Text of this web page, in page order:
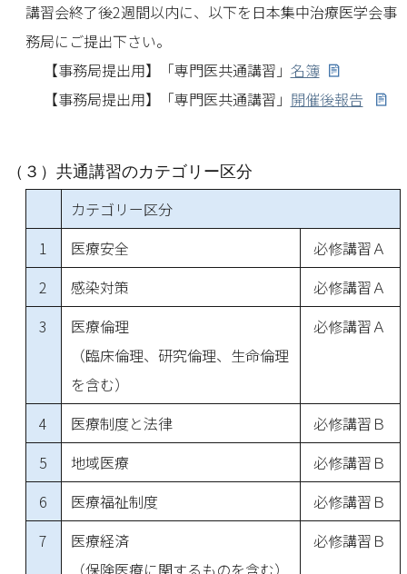
講習会終了後2週間以内に、以下を日本集中治療医学会事
務局にご提出下さい。
【事務局提出用】「専門医共通講習」 名簿
【事務局提出用】「専門医共通講習」 開催後報告
（３）共通講習のカテゴリー区分
カテゴリー区分
1
医療安全
必修講習Ａ
2
感染対策
必修講習Ａ
3
医療倫理
（臨床倫理、研究倫理、生命倫理
を含む）
必修講習Ａ
4 医療制度と法律
必修講習Ｂ
5
地域医療
必修講習Ｂ
6
医療福祉制度
必修講習Ｂ
7
医療経済
（保険医療に関するものを含む）
必修講習Ｂ